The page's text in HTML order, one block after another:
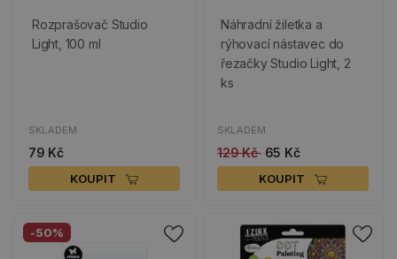
Rozprašovač Studio
Light, 100 ml
SKLADEM
79 Kč
KOUPIT
Náhradní žiletka a
rýhovací nástavec do
řezačky Studio Light, 2
ks
SKLADEM
129 Kč 65 Kč
KOUPIT
-50%